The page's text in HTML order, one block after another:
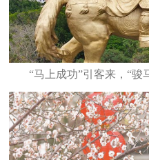
“马上成功”引客来，“